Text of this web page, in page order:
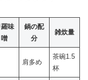
味
噌
鍋の配
分
雑炊量
肩多め
茶碗1.5
杯